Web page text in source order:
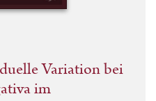
Variation bei
im